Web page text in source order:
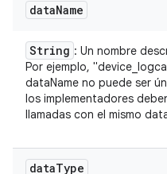
dataName
String : Un nombre
Por ejemplo,
dataName no puede ser
los implementadores
llamadas con el mismo
dataType